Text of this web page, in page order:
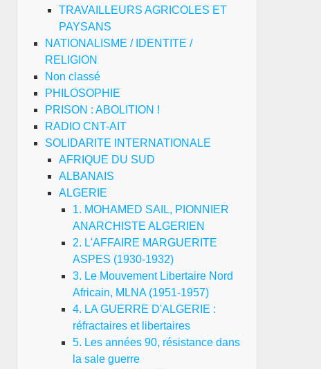
TRAVAILLEURS AGRICOLES ET
PAYSANS
NATIONALISME / IDENTITE /
RELIGION
Non classé
PHILOSOPHIE
PRISON : ABOLITION !
RADIO CNT-AIT
SOLIDARITE INTERNATIONALE
AFRIQUE DU SUD
ALBANAIS
ALGERIE
1. MOHAMED SAIL, PIONNIER
ANARCHISTE ALGERIEN
2. L'AFFAIRE MARGUERITE
ASPES (1930-1932)
3. Le Mouvement Libertaire Nord
Africain, MLNA (1951-1957)
4. LA GUERRE D'ALGERIE :
réfractaires et libertaires
5. Les années 90, résistance dans
la sale guerre